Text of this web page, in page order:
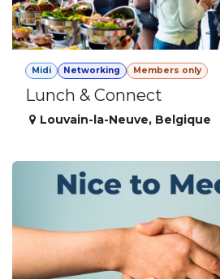
Midi Networking Members only
Lunch & Connect
Louvain-la-Neuve, Belgique